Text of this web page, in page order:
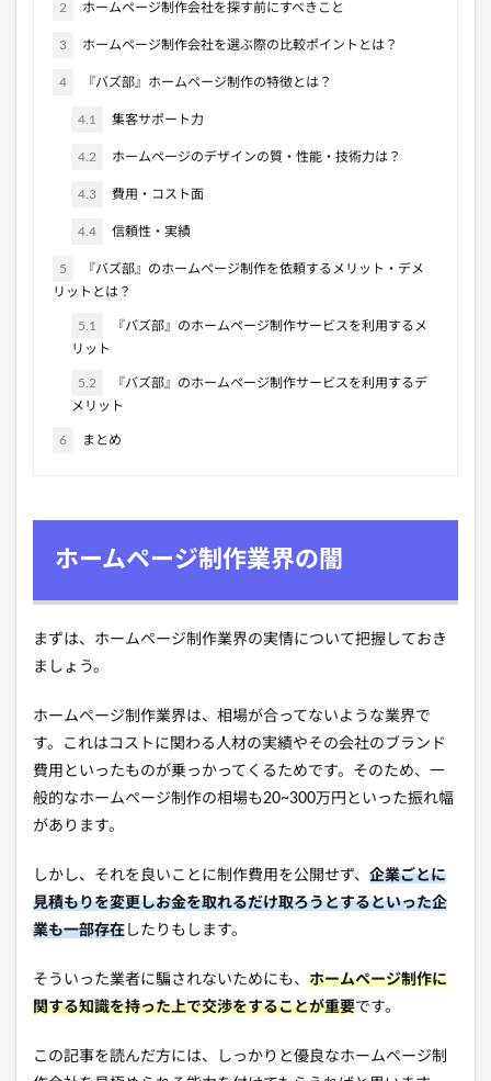
2 ホームページ制作会社を探す前にすべきこと
3 ホームページ制作会社を選ぶ際の比較ポイントとは？
4 『バズ部』ホームページ制作の特徴とは？
4.1 集客サポート力
4.2 ホームページのデザインの質・性能・技術力は？
4.3 費用・コスト面
4.4 信頼性・実績
5
『バズ部』のホームページ制作を依頼するメリット・デメ
リットとは？
5.1
『バズ部』のホームページ制作サービスを利用するメ
リット
5.2
『バズ部』のホームページ制作サービスを利用するデ
メリット
6 まとめ
ホームページ制作業界の闇
まずは、ホームページ制作業界の実情について把握しておき
ましょう。
ホームページ制作業界は、相場が合ってないような業界で
す。これはコストに関わる人材の実績やその会社のブランド
費用といったものが乗っかってくるためです。そのため、一
般的なホームページ制作の相場も20~300万円といった振れ幅
があります。
しかし、それを良いことに制作費用を公開せず、 企業ごとに
見積もりを変更しお金を取れるだけ取ろうとするといった企
業も一部存在 したりもします。
そういった業者に騙されないためにも、 ホームページ制作に
関する知識を持った上で交渉をすることが重要です。
この記事を読んだ方には、しっかりと優良なホームページ制